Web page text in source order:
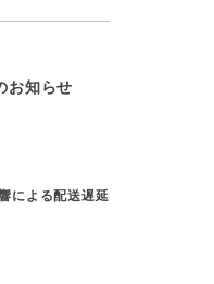
お知らせ
による配送遅延